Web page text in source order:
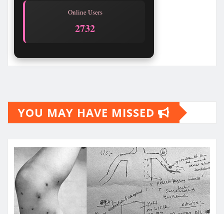
Online Users
2732
YOU MAY HAVE MISSED